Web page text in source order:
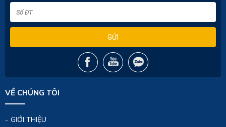
GỬI
VỀ CHÚNG TÔI
GIỚI THIỆU